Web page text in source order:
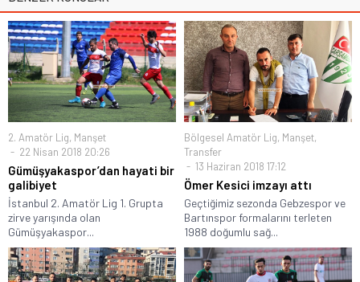
2. Amatör Lig, Manşet
22 Nisan 2018 20:26
Gümüşyakaspor’dan hayati bir
galibiyet
İstanbul 2. Amatör Lig 1. Grupta
zirve yarışında olan
Gümüşyakaspor...
Bölgesel Amatör Lig, Manşet,
Transfer
13 Haziran 2018 17:12
Ömer Kesici imzayı attı
Geçtiğimiz sezonda Gebzespor ve
Bartınspor formalarını terleten
1988 doğumlu sağ...